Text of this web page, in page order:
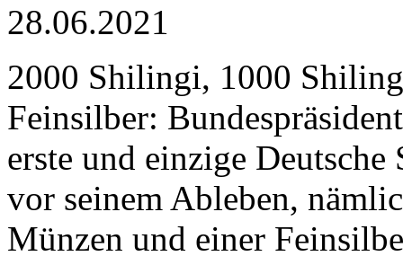
28.06.2021
2000 Shilingi, 1000
Feinsilber:
erste und einzige Deutsche
vor seinem Ableben,
Münzen und einer